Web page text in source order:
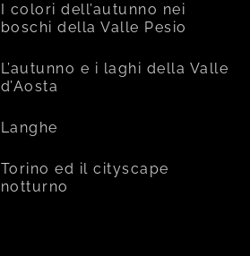
I colori dell’autunno nei
boschi della Valle Pesio
L’autunno e i laghi della Valle
d’Aosta
Langhe
Torino ed il cityscape
notturno